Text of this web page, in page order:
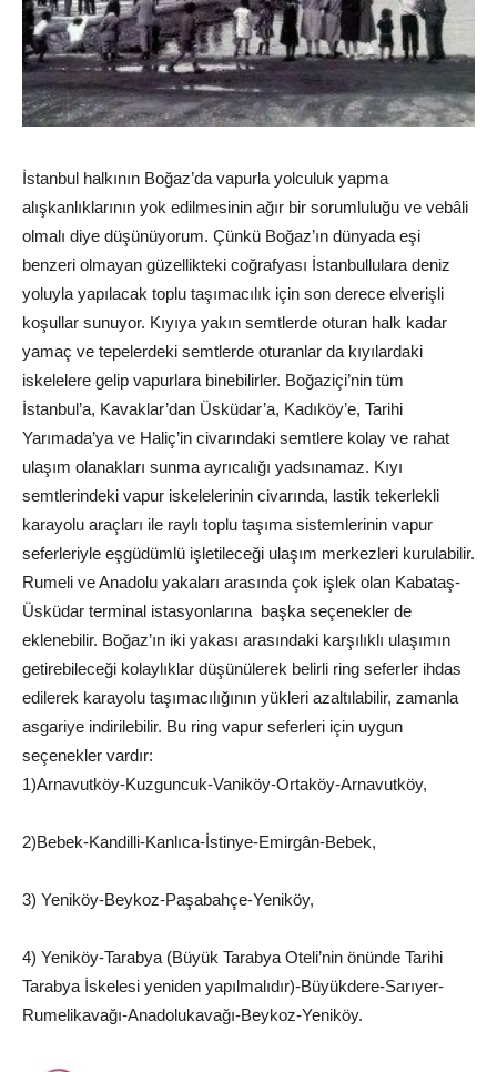
İstanbul halkının Boğaz’da vapurla yolculuk yapma
alışkanlıklarının yok edilmesinin ağır bir sorumluluğu ve vebâli
olmalı diye düşünüyorum. Çünkü Boğaz’ın dünyada eşi
benzeri olmayan güzellikteki coğrafyası İstanbullulara deniz
yoluyla yapılacak toplu taşımacılık için son derece elverişli
koşullar sunuyor. Kıyıya yakın semtlerde oturan halk kadar
yamaç ve tepelerdeki semtlerde oturanlar da kıyılardaki
iskelelere gelip vapurlara binebilirler. Boğaziçi’nin tüm
İstanbul’a, Kavaklar’dan Üsküdar’a, Kadıköy’e, Tarihi
Yarımada’ya ve Haliç’in civarındaki semtlere kolay ve rahat
ulaşım olanakları sunma ayrıcalığı yadsınamaz. Kıyı
semtlerindeki vapur iskelelerinin civarında, lastik tekerlekli
karayolu araçları ile raylı toplu taşıma sistemlerinin vapur
seferleriyle eşgüdümlü işletileceği ulaşım merkezleri kurulabilir.
Rumeli ve Anadolu yakaları arasında çok işlek olan Kabataş-
Üsküdar terminal istasyonlarına başka seçenekler de
eklenebilir. Boğaz’ın iki yakası arasındaki karşılıklı ulaşımın
getirebileceği kolaylıklar düşünülerek belirli ring seferler ihdas
edilerek karayolu taşımacılığının yükleri azaltılabilir, zamanla
asgariye indirilebilir. Bu ring vapur seferleri için uygun
seçenekler vardır:
1)Arnavutköy-Kuzguncuk-Vaniköy-Ortaköy-Arnavutköy,
2)Bebek-Kandilli-Kanlıca-İstinye-Emirgân-Bebek,
3) Yeniköy-Beykoz-Paşabahçe-Yeniköy,
4) Yeniköy-Tarabya (Büyük Tarabya Oteli’nin önünde Tarihi
Tarabya İskelesi yeniden yapılmalıdır)-Büyükdere-Sarıyer-
Rumelikavağı-Anadolukavağı-Beykoz-Yeniköy.